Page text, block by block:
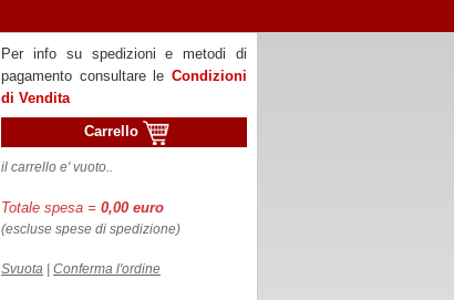
Per info su spedizioni e metodi di
pagamento consultare le Condizioni
di Vendita
Carrello
il carrello e' vuoto..
Totale spesa = 0,00 euro
(escluse spese di spedizione)
Svuota Conferma l'ordine